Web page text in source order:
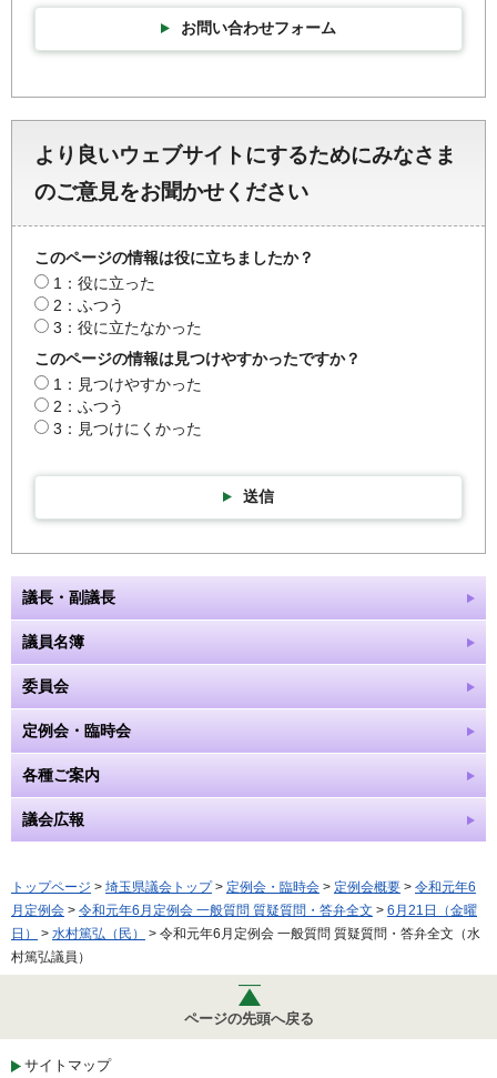
お問い合わせフォーム
より良いウェブサイトにするためにみなさま
のご意見をお聞かせください
このページの情報は役に立ちましたか？
1：役に立った
2：ふつう
3：役に立たなかった
このページの情報は見つけやすかったですか？
1：見つけやすかった
2：ふつう
3：見つけにくかった
送信
議長・副議長
議員名簿
委員会
定例会・臨時会
各種ご案内
議会広報
トップページ > 埼玉県議会トップ> 定例会・臨時会 > 定例会概要 > 令和元年6
月定例会 > 令和元年6月定例会 一般質問 質疑質問・答弁全文 > 6月21日（金曜
日）
> 水村篤弘（民）
> 令和元年6月定例会 一般質問 質疑質問・答弁全文（水
村篤弘議員）
ページの先頭へ戻る
サイトマップ